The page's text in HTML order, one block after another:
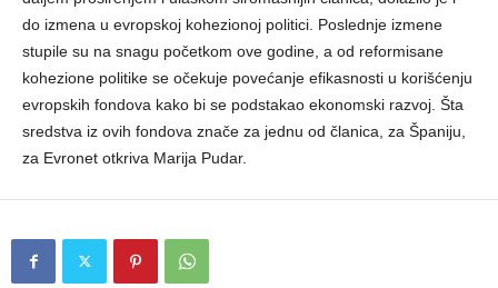
do izmena u evropskoj kohezionoj politici. Poslednje izmene
stupile su na snagu početkom ove godine, a od reformisane
kohezione politike se očekuje povećanje efikasnosti u korišćenju
evropskih fondova kako bi se podstakao ekonomski razvoj. Šta
sredstva iz ovih fondova znače za jednu od članica, za Španiju,
za Evronet otkriva Marija Pudar.